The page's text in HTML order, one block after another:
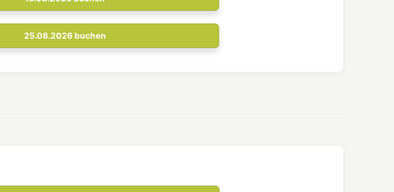
25.08.2026buchen